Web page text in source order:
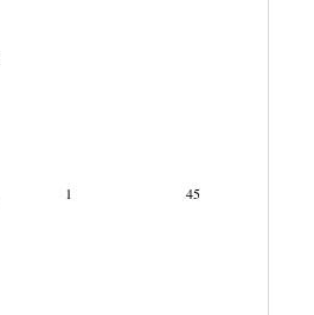
1 45